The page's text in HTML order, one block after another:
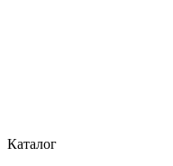
Каталог